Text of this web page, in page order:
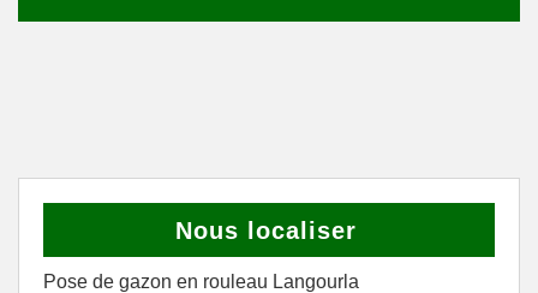
Nous localiser
Pose de gazon en rouleau Langourla